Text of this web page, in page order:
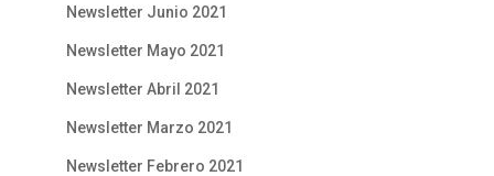
Newsletter Junio 2021
Newsletter Mayo 2021
Newsletter Abril 2021
Newsletter Marzo 2021
Newsletter Febrero 2021